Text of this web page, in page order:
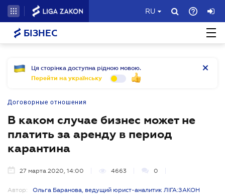
RU
БІЗНЕС
Ця сторінка доступна рідною мовою.
Перейти на українську
Договорные отношения
В каком случае бизнес может не
платить за аренду в период
карантина
27 марта 2020, 14:00 4663 0
Автор:
Ольга Баранова, ведущий юрист-аналитик ЛІГА:ЗАКОН